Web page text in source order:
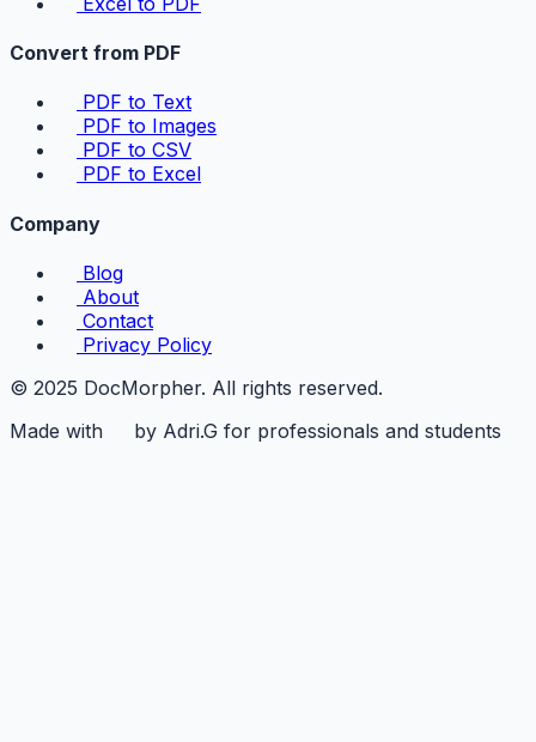
Convert from PDF
PDF to Text
PDF to Images
PDF to CSV
PDF to Excel
Company
Blog
About
Contact
Privacy Policy
© 2025 DocMorpher. All rights reserved.
Made with
by Adri.G for professionals and students